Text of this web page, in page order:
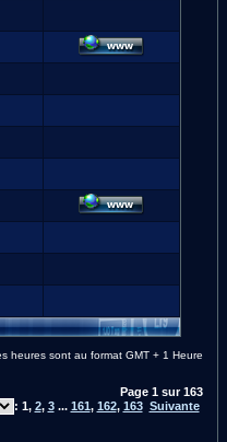
heures sont au format GMT + 1 Heure
Page 1sur163
: 1, 2, 3... 161, 162, 163 Suivante